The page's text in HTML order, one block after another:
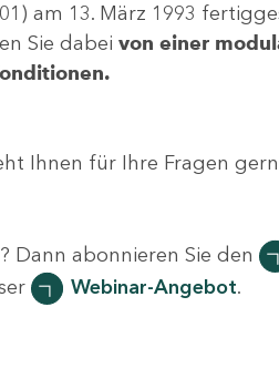
am 13. März 1993
Sie dabei von einer
Ihnen für Ihre Fragen
Dann abonnieren Sie den
Webinar-Angebot.